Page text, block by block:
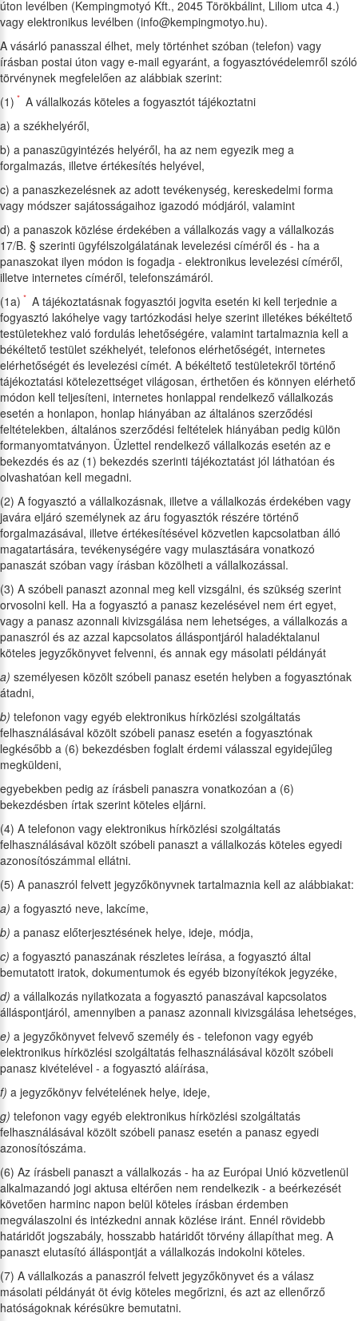
úton levélben (Kempingmotyó Kft., 2045 Törökbálint, Liliom utca 4.)
vagy elektronikus levélben (info@kempingmotyo.hu).
A vásárló panasszal élhet, mely történhet szóban (telefon) vagy
írásban postai úton vagy e-mail egyaránt, a fogyasztóvédelemről szóló
törvénynek megfelelően az alábbiak szerint:
(1) * A vállalkozás köteles a fogyasztót tájékoztatni
a) a székhelyéről,
b) a panaszügyintézés helyéről, ha az nem egyezik meg a
forgalmazás, illetve értékesítés helyével,
c) a panaszkezelésnek az adott tevékenység, kereskedelmi forma
vagy módszer sajátosságaihoz igazodó módjáról, valamint
d) a panaszok közlése érdekében a vállalkozás vagy a vállalkozás
17/B. § szerinti ügyfélszolgálatának levelezési címéről és - ha a
panaszokat ilyen módon is fogadja - elektronikus levelezési címéről,
illetve internetes címéről, telefonszámáról.
(1a) * A tájékoztatásnak fogyasztói jogvita esetén ki kell terjednie a
fogyasztó lakóhelye vagy tartózkodási helye szerint illetékes békéltető
testületekhez való fordulás lehetőségére, valamint tartalmaznia kell a
békéltető testület székhelyét, telefonos elérhetőségét, internetes
elérhetőségét és levelezési címét. A békéltető testületekről történő
tájékoztatási kötelezettséget világosan, érthetően és könnyen elérhető
módon kell teljesíteni, internetes honlappal rendelkező vállalkozás
esetén a honlapon, honlap hiányában az általános szerződési
feltételekben, általános szerződési feltételek hiányában pedig külön
formanyomtatványon. Üzlettel rendelkező vállalkozás esetén az e
bekezdés és az (1) bekezdés szerinti tájékoztatást jól láthatóan és
olvashatóan kell megadni.
(2) A fogyasztó a vállalkozásnak, illetve a vállalkozás érdekében vagy
javára eljáró személynek az áru fogyasztók részére történő
forgalmazásával, illetve értékesítésével közvetlen kapcsolatban álló
magatartására, tevékenységére vagy mulasztására vonatkozó
panaszát szóban vagy írásban közölheti a vállalkozással.
(3) A szóbeli panaszt azonnal meg kell vizsgálni, és szükség szerint
orvosolni kell. Ha a fogyasztó a panasz kezelésével nem ért egyet,
vagy a panasz azonnali kivizsgálása nem lehetséges, a vállalkozás a
panaszról és az azzal kapcsolatos álláspontjáról haladéktalanul
köteles jegyzőkönyvet felvenni, és annak egy másolati példányát
a) személyesen közölt szóbeli panasz esetén helyben a fogyasztónak
átadni,
b) telefonon vagy egyéb elektronikus hírközlési szolgáltatás
felhasználásával közölt szóbeli panasz esetén a fogyasztónak
legkésőbb a (6) bekezdésben foglalt érdemi válasszal egyidejűleg
megküldeni,
egyebekben pedig az írásbeli panaszra vonatkozóan a (6)
bekezdésben írtak szerint köteles eljárni.
(4) A telefonon vagy elektronikus hírközlési szolgáltatás
felhasználásával közölt szóbeli panaszt a vállalkozás köteles egyedi
azonosítószámmal ellátni.
(5) A panaszról felvett jegyzőkönyvnek tartalmaznia kell az alábbiakat:
a) a fogyasztó neve, lakcíme,
b) a panasz előterjesztésének helye, ideje, módja,
c) a fogyasztó panaszának részletes leírása, a fogyasztó által
bemutatott iratok, dokumentumok és egyéb bizonyítékok jegyzéke,
d) a vállalkozás nyilatkozata a fogyasztó panaszával kapcsolatos
álláspontjáról, amennyiben a panasz azonnali kivizsgálása lehetséges,
e) a jegyzőkönyvet felvevő személy és - telefonon vagy egyéb
elektronikus hírközlési szolgáltatás felhasználásával közölt szóbeli
panasz kivételével - a fogyasztó aláírása,
f) a jegyzőkönyv felvételének helye, ideje,
g) telefonon vagy egyéb elektronikus hírközlési szolgáltatás
felhasználásával közölt szóbeli panasz esetén a panasz egyedi
azonosítószáma.
(6) Az írásbeli panaszt a vállalkozás - ha az Európai Unió közvetlenül
alkalmazandó jogi aktusa eltérően nem rendelkezik - a beérkezését
követően harminc napon belül köteles írásban érdemben
megválaszolni és intézkedni annak közlése iránt. Ennél rövidebb
határidőt jogszabály, hosszabb határidőt törvény állapíthat meg. A
panaszt elutasító álláspontját a vállalkozás indokolni köteles.
(7) A vállalkozás a panaszról felvett jegyzőkönyvet és a válasz
másolati példányát öt évig köteles megőrizni, és azt az ellenőrző
hatóságoknak kérésükre bemutatni.